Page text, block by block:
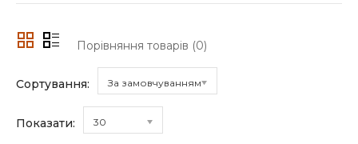
Порівняння товарів (0)
Сортування: За замовчуванням
Показати: 30